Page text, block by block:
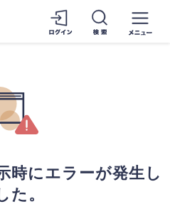
時にエラーが発生し
た。